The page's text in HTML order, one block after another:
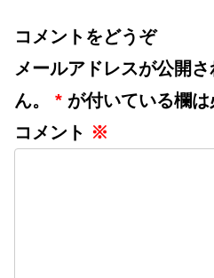
コメントをどうぞ
メールアドレスが公開
ん。
* が付いている欄
コメント ※